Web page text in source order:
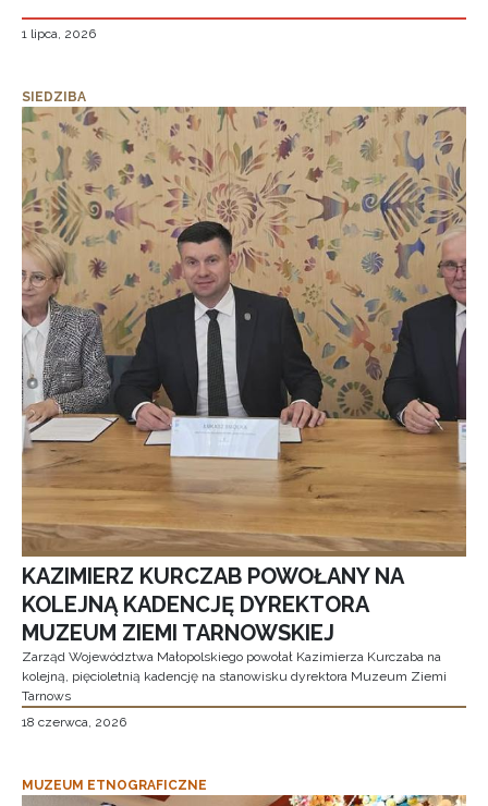
1 lipca, 2026
SIEDZIBA
KAZIMIERZ KURCZAB POWOŁANY NA
KOLEJNĄ KADENCJĘ DYREKTORA
MUZEUM ZIEMI TARNOWSKIEJ
Zarząd Województwa Małopolskiego powołał Kazimierza Kurczaba na
kolejną, pięcioletnią kadencję na stanowisku dyrektora Muzeum Ziemi
Tarnows
18 czerwca, 2026
MUZEUM ETNOGRAFICZNE